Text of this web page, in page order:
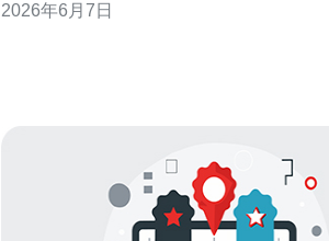
检验。为降低部署风险与保障业务连续性
2026年6月7日